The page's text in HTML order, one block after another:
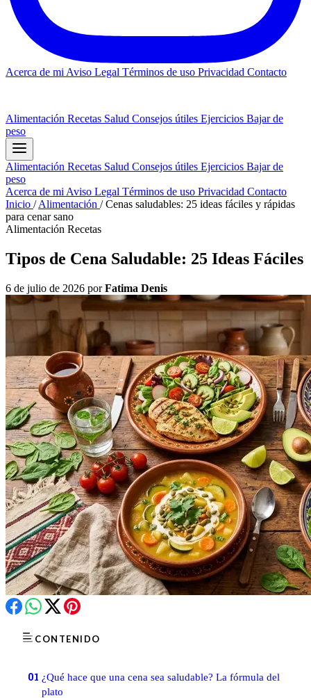
Acerca de mi Aviso Legal Términos de uso Privacidad Contacto
Alimentación Recetas Salud Consejos útiles Ejercicios Bajar de
peso
Alimentación Recetas Salud Consejos útiles Ejercicios Bajar de
peso
Acerca de mi Aviso Legal Términos de uso Privacidad Contacto
Inicio / Alimentación / Cenas saludables: 25 ideas fáciles y rápidas
para cenar sano
Alimentación Recetas
Tipos de Cena Saludable: 25 Ideas Fáciles
6 de julio de 2026 porFatima Denis
CONTENIDO
01 ¿Qué hace que una cena sea saludable? La fórmula del
plato